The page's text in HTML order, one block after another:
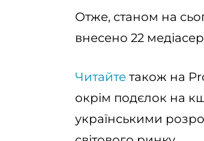
Отже, станом на
внесено 22
Читайте також на
окрім подєлок на
українськими